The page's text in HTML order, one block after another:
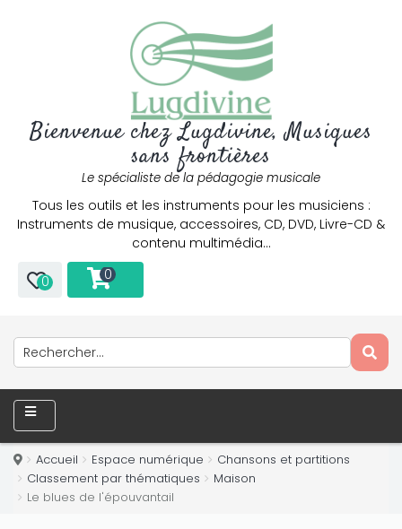
Bienvenue chez Lugdivine, Musiques
sans frontières
Le spécialiste de la pédagogie musicale
Tous les outils et les instruments pour les musiciens :
Instruments de musique, accessoires, CD, DVD, Livre-CD &
contenu multimédia…
0 0
Accueil Espace numérique
Chansons et partitions
Classement par thématiques
Maison
Le blues de l'épouvantail